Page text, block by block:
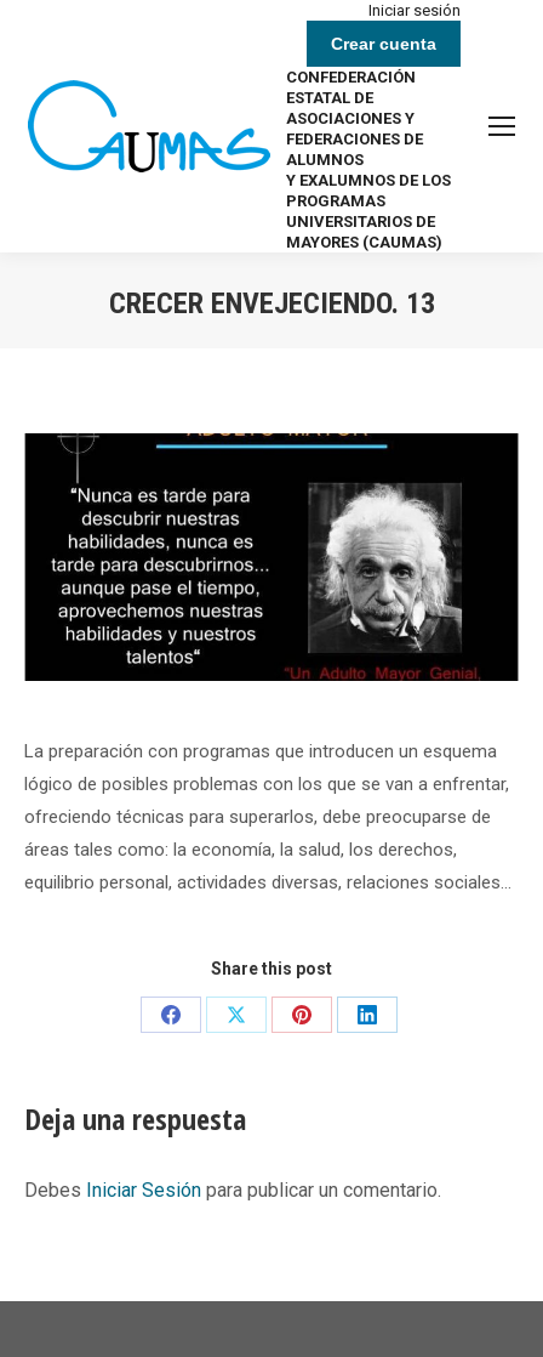
Iniciar sesión
Crear cuenta
CONFEDERACIÓN
ESTATAL DE
ASOCIACIONES Y
FEDERACIONES DE
ALUMNOS
Y EXALUMNOS DE LOS
PROGRAMAS
UNIVERSITARIOS DE
MAYORES (CAUMAS)
CRECER ENVEJECIENDO. 13
La preparación con programas que introducen un esquema
lógico de posibles problemas con los que se van a enfrentar,
ofreciendo técnicas para superarlos, debe preocuparse de
áreas tales como: la economía, la salud, los derechos,
equilibrio personal, actividades diversas, relaciones sociales…
Share this post
Share
Share
Share
Share
Deja una respuesta
Debes Iniciar Sesión para publicar un comentario.